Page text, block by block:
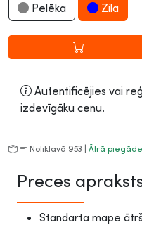
Pelēka Zila
Autentificējies vai
izdevīgāku cenu.
Noliktavā 953 | Ātrā piegāde
Preces
Standarta mape